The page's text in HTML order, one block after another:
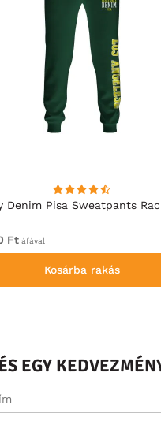
Denim Pisa Sweatpants
Ft áfával
Kosárba rakás
EGY